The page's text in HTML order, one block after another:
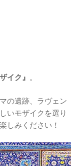
イク』 。
の遺跡、ラヴェン
いモザイクを選り
しみください！